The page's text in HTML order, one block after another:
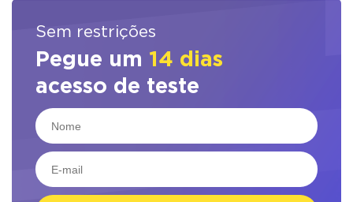
Sem restrições
Pegue um 14 dias
acesso de teste